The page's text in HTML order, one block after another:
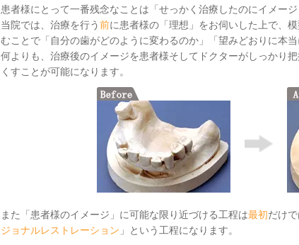
患者様にとって一番残念なことは「せっかく治療したのにイメー
当院では、治療を行う前に患者様の「理想」をお伺いした上で、
むことで「自分の歯がどのように変わるのか」「望みどおりに本
何よりも、治療後のイメージを患者様そしてドクターがしっかり
くすことが可能になります。
また「患者様のイメージ」に可能な限り近づける工程は最初だけで
ジョナルレストレーション 」という工程になります。